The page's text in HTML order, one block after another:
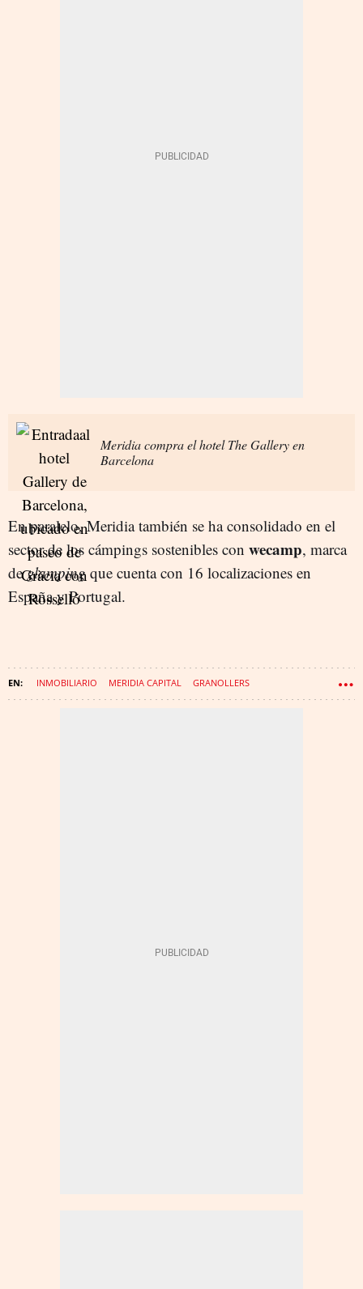
Meridia compra el hotel The Gallery en
Barcelona
En paralelo, Meridia también se ha consolidado en el
sector de los cámpings sostenibles con wecamp, marca
deglamping que cuenta con 16 localizaciones en
España y Portugal.
INMOBILIARIO MERIDIA CAPITAL GRANOLLERS